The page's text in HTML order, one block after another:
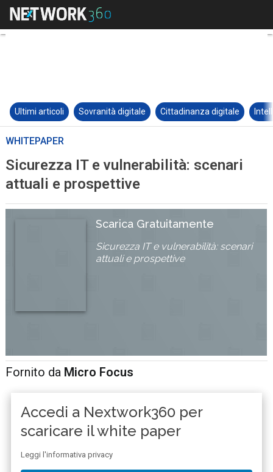
Ultimi articoli Sovranità digitale Cittadinanza digitale
WHITEPAPER
Sicurezza IT e vulnerabilità: scenari
attuali e prospettive
Scarica Gratuitamente
Sicurezza IT e vulnerabilità: scenari
attuali e prospettive
Fornito da Micro Focus
Accedi a Nextwork360 per
scaricare il white paper
Leggi l'informativa privacy